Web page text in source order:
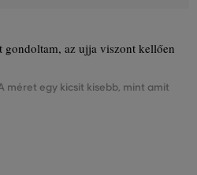
az ujja viszont kellően
méret egy kicsit kisebb, mint amit